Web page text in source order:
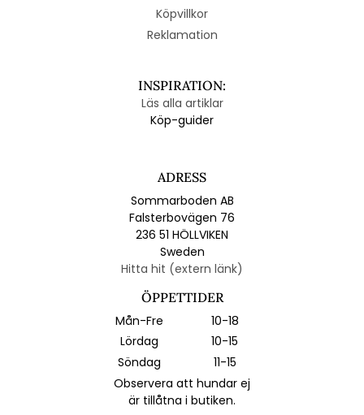
Köpvillkor
Reklamation
INSPIRATION:
Läs alla artiklar
Köp-guider
ADRESS
Sommarboden AB
Falsterbovägen 76
236 51 HÖLLVIKEN
Sweden
Hitta hit (extern länk)
ÖPPETTIDER
Mån-Fre
10-18
Lördag
10-15
Söndag
11-15
Observera att hundar ej
är tillåtna i butiken.